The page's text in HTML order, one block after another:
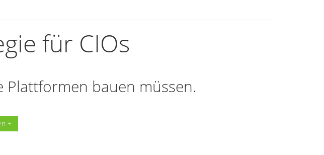
für CIOs
Plattformen bauen müssen.
+